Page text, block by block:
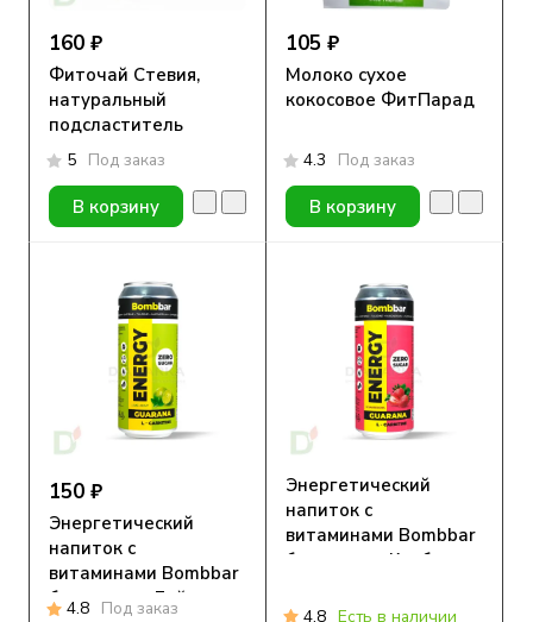
160 ₽
Фиточай Стевия,
натуральный
подсластитель
5 Под заказ
В корзину
105 ₽
Молоко сухое
кокосовое ФитПарад
4.3 Под заказ
В корзину
150 ₽
Энергетический
напиток с
витаминами Bombbar
без сахара, Лайм-
4.8 Под заказ
Энергетический
напиток с
витаминами Bombbar
без сахара, Клубника-
4.8 Есть в наличии